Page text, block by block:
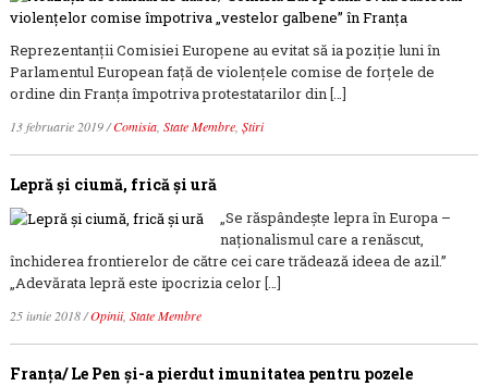
Reprezentanţii Comisiei Europene au evitat să ia poziţie luni în
Parlamentul European faţă de violenţele comise de forţele de
ordine din Franţa împotriva protestatarilor din […]
13 februarie 2019/Comisia, State Membre, Știri
Lepră şi ciumă, frică şi ură
„Se răspândeşte lepra în Europa –
naţionalismul care a renăscut,
închiderea frontierelor de către cei care trădează ideea de azil.”
„Adevărata lepră este ipocrizia celor […]
25 iunie 2018/Opinii, State Membre
Franţa/ Le Pen şi-a pierdut imunitatea pentru pozele